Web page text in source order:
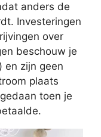
anders de
Investeringen
over
beschouw je
en zijn geen
plaats
toen je